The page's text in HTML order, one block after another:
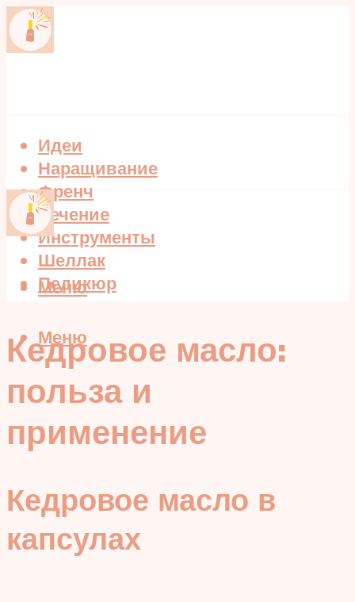
Идеи
Наращивание
Френч
Лечение
Инструменты
Шеллак
Педикюр
Меню
Меню
Кедровое масло:
польза и
применение
Кедровое масло в
капсулах